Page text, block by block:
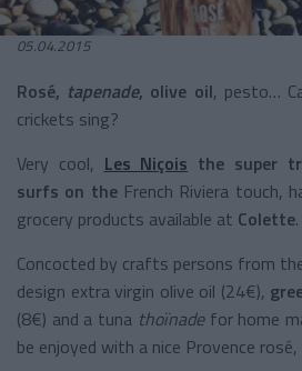
05.04.2015
Rosé, tapenade, olive oil, pesto…
crickets sing?
Very cool, Les Niçois the super
surfs on the French Riviera touch,
grocery products available at Colette.
Concocted by crafts persons from
design extra virgin olive oil (24€),
(8€) and a tuna thoïnadefor home
be enjoyed with a nice Provence